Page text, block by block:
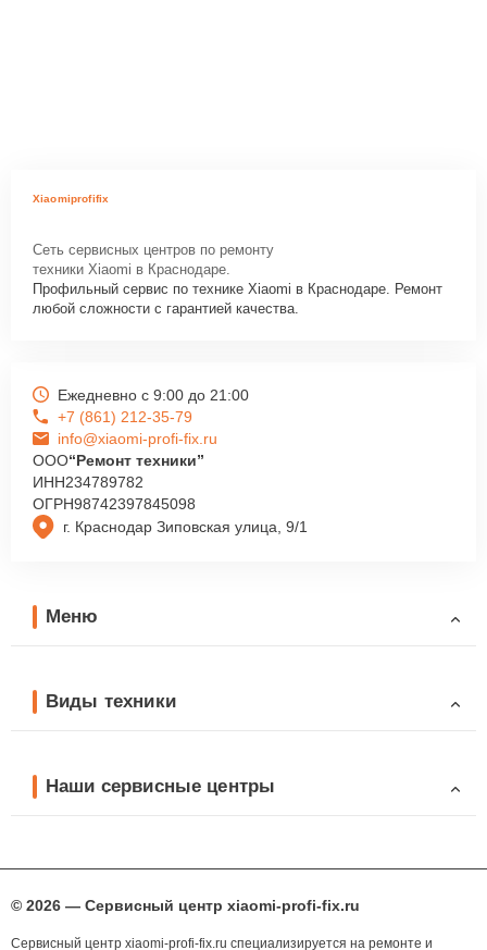
Xiaomiprofifix
Сеть сервисных центров по ремонту
техники Xiaomi в Краснодаре.
Профильный сервис по технике Xiaomi в Краснодаре. Ремонт
любой сложности с гарантией качества.
г. Краснодар Зиповская улица, 9/1
Ежедневно с 9:00 до 21:00
+7 (861) 212-35-79
info@xiaomi-profi-fix.ru
ООО“Ремонт техники”
ИНН234789782
ОГРН98742397845098
Меню
Виды техники
Наши сервисные центры
© 2026 — Сервисный центр xiaomi-profi-fix.ru
Сервисный центр xiaomi-profi-fix.ru специализируется на ремонте и